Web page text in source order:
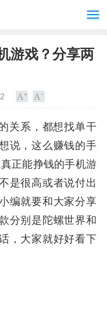
游戏？分享两
关系，都想找单干
说，这么赚钱的手
正能挣钱的手机游
是很高或者说付出
编就要和大家分享
分别是陀螺世界和
，大家就好好看下